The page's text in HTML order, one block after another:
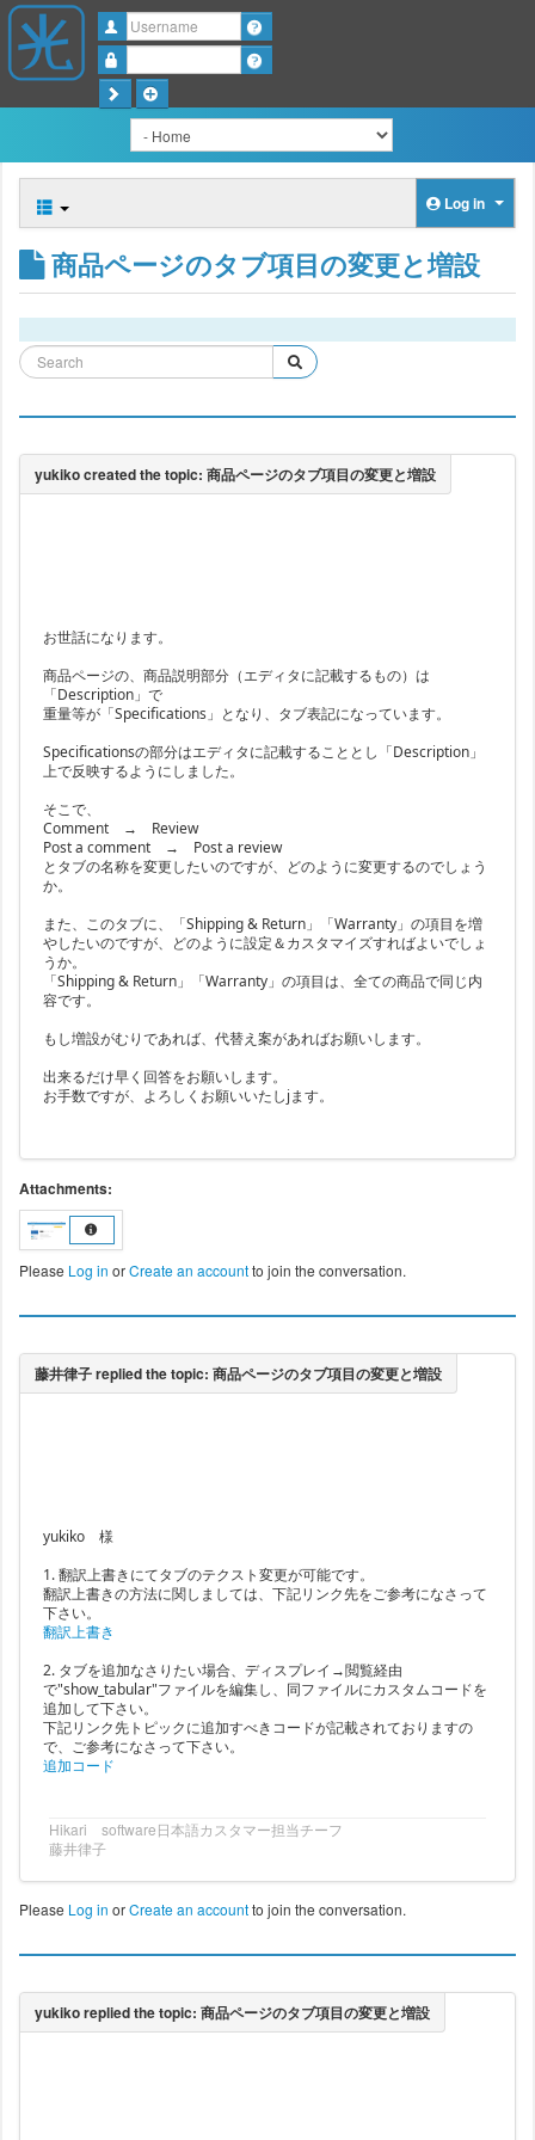
Username
Log in
商品ページのタブ項目の変更と増設
お世話になります。
商品ページの、商品説明部分（エディタに記載するもの）は
「Description」で
重量等が「Specifications」となり、タブ表記になっています。
Specificationsの部分はエディタに記載することとし「Description」
上で反映するようにしました。
そこで、
Comment → Review
Post a comment → Post a review
とタブの名称を変更したいのですが、どのように変更するのでしょう
か。
また、このタブに、「Shipping & Return」「Warranty」の項目を増
やしたいのですが、どのように設定＆カスタマイズすればよいでしょ
うか。
「Shipping & Return」「Warranty」の項目は、全ての商品で同じ内
容です。
もし増設がむりであれば、代替え案があればお願いします。
出来るだけ早く回答をお願いします。
お手数ですが、よろしくお願いいたしjます。
Attachments:
Please Log in orCreate an accountto join the conversation.
yukiko 様
1. 翻訳上書きにてタブのテクスト変更が可能です。
翻訳上書きの方法に関しましては、下記リンク先をご参考になさって
下さい。
翻訳上書き
2. タブを追加なさりたい場合、ディスプレイ→閲覧経由
で"show_tabular"ファイルを編集し、同ファイルにカスタムコードを
追加して下さい。
下記リンク先トピックに追加すべきコードが記載されておりますの
で、ご参考になさって下さい。
追加コード
Hikari software日本語カスタマー担当チーフ
藤井律子
Please Log in orCreate an accountto join the conversation.